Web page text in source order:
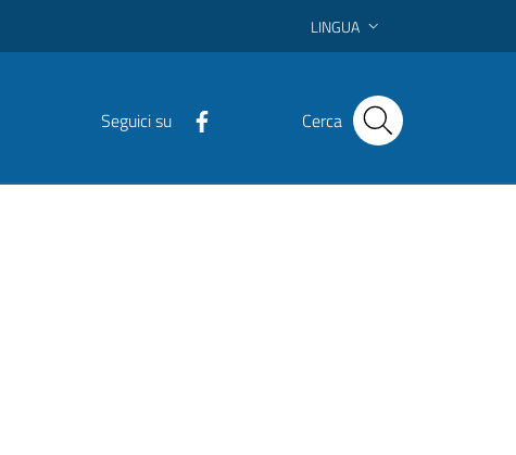
LINGUA
Seguici su Cerca